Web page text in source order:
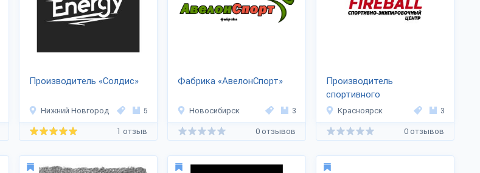
Производитель «Солдис»
Нижний Новгород 5
1 отзыв
Фабрика «АвелонСпорт»
Новосибирск 3
0 отзывов
Производитель
спортивного
оборудования «Firebal»
Красноярск 3
0 отзывов